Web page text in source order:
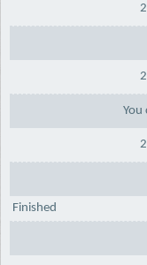
You
Finished